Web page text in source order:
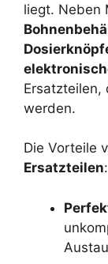
liegt. Neben
werden.
Die Vorteile
Ersatzteilen: